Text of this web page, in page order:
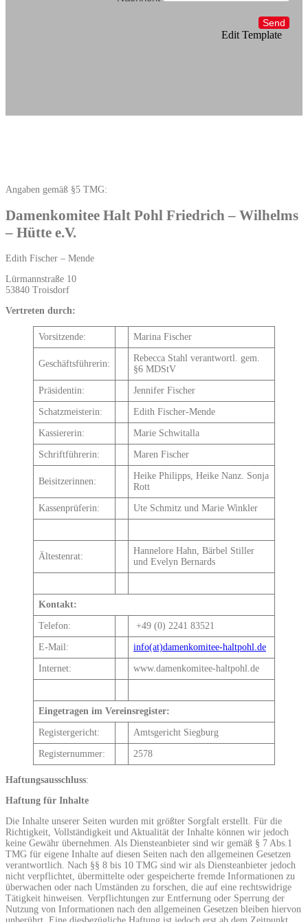
Send
Edit Template
Angaben gemäß §5 TMG:
Damenkomitee Halt Pohl Friedrich – Wilhelms
– Hütte e.V.
Edith Fischer – Mende
Lürmannstraße 10
53840 Troisdorf
Vertreten durch:
Vorsitzende: Marina Fischer
Geschäftsführerin:
Rebecca Stahl verantwortl. gem.
§6 MDStV
Präsidentin: Jennifer Fischer
Schatzmeisterin: Edith Fischer-Mende
Kassiererin: Marie Schwitalla
Schriftführerin: Maren Fischer
Beisitzerinnen:
Heike Philipps, Heike Nanz. Sonja
Rott
Kassenprüferin: Ute Schmitz und Marie Winkler
Ältestenrat:
Hannelore Hahn, Bärbel Stiller
und Evelyn Bernards
Kontakt:
Telefon: +49 (0) 2241 83521
E-Mail: info(at)damenkomitee-haltpohl.de
Internet: www.damenkomitee-haltpohl.de
Eingetragen im Vereinsregister:
Registergericht: Amtsgericht Siegburg
Registernummer: 2578
Haftungsausschluss:
Haftung für Inhalte
Die Inhalte unserer Seiten wurden mit größter Sorgfalt erstellt. Für die
Richtigkeit, Vollständigkeit und Aktualität der Inhalte können wir jedoch
keine Gewähr übernehmen. Als Diensteanbieter sind wir gemäß § 7 Abs.1
TMG für eigene Inhalte auf diesen Seiten nach den allgemeinen Gesetzen
verantwortlich. Nach §§ 8 bis 10 TMG sind wir als Diensteanbieter jedoch
nicht verpflichtet, übermittelte oder gespeicherte fremde Informationen zu
überwachen oder nach Umständen zu forschen, die auf eine rechtswidrige
Tätigkeit hinweisen. Verpflichtungen zur Entfernung oder Sperrung der
Nutzung von Informationen nach den allgemeinen Gesetzen bleiben hiervon